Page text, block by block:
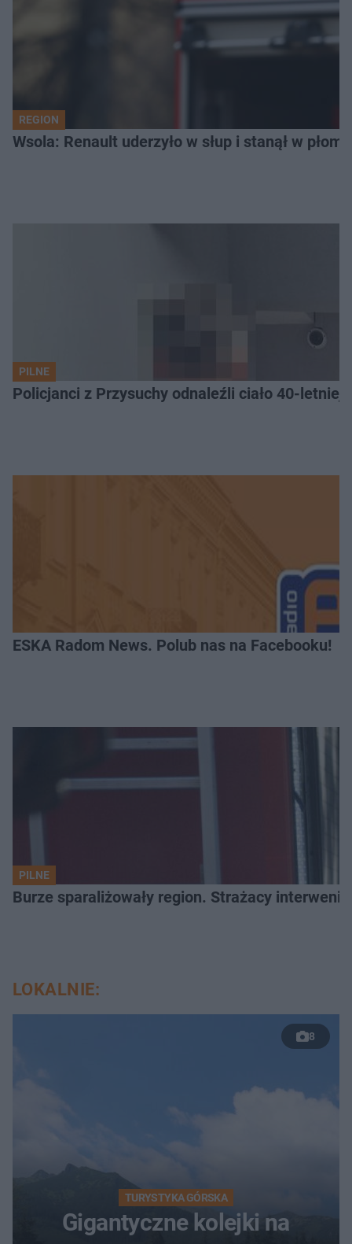
REGION
Wsola: Renault uderzyło w słup i stanął w
PILNE
Policjanci z Przysuchy odnaleźli ciało 40-letniej
ESKA Radom News. Polub nas na Facebooku!
PILNE
Burze sparaliżowały region. Strażacy
LOKALNIE:
8
TURYSTYKA GÓRSKA
Gigantyczne kolejki na